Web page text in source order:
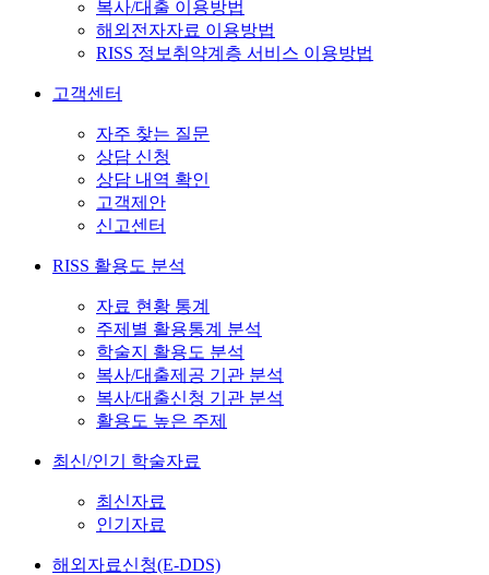
복사/대출 이용방법
해외전자자료 이용방법
RISS 정보취약계층 서비스 이용방법
고객센터
자주 찾는 질문
상담 신청
상담 내역 확인
고객제안
신고센터
RISS 활용도 분석
자료 현황 통계
주제별 활용통계 분석
학술지 활용도 분석
복사/대출제공 기관 분석
복사/대출신청 기관 분석
활용도 높은 주제
최신/인기 학술자료
최신자료
인기자료
해외자료신청(E-DDS)